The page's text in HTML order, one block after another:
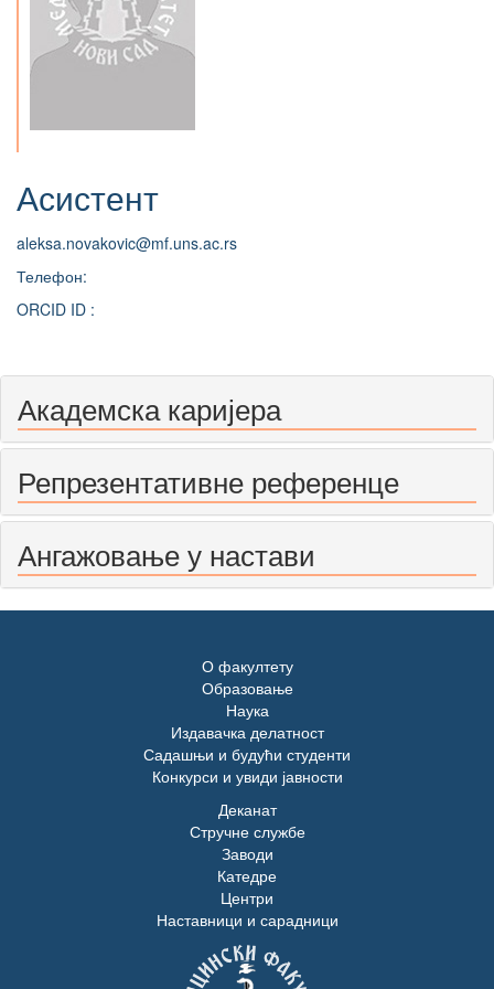
Асистент
aleksa.novakovic@mf.uns.ac.rs
Телефон:
ORCID ID :
Академска каријера
Репрезентативне референце
Ангажовање у настави
О факултету
Образовање
Наука
Издавачка делатност
Садашњи и будући студенти
Конкурси и увиди јавности
Деканат
Стручне службе
Заводи
Катедре
Центри
Наставници и сарадници